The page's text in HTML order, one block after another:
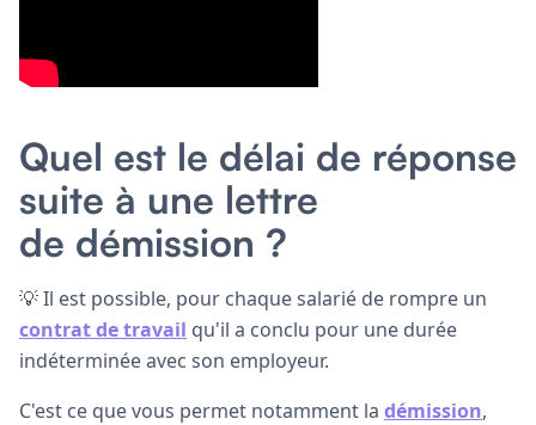
Quel est le délai de réponse
suite à une lettre
de démission ?
💡 Il est possible, pour chaque salarié de rompre un
contrat de travail qu'il a conclu pour une durée
indéterminée avec son employeur.
C'est ce que vous permet notamment la démission,